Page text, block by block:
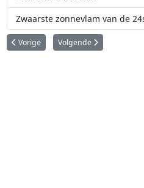
Zwaarste zonnevlam van de
Vorig artikel: Het voorspellen van
Vorige Volgende artikel:
Volgende